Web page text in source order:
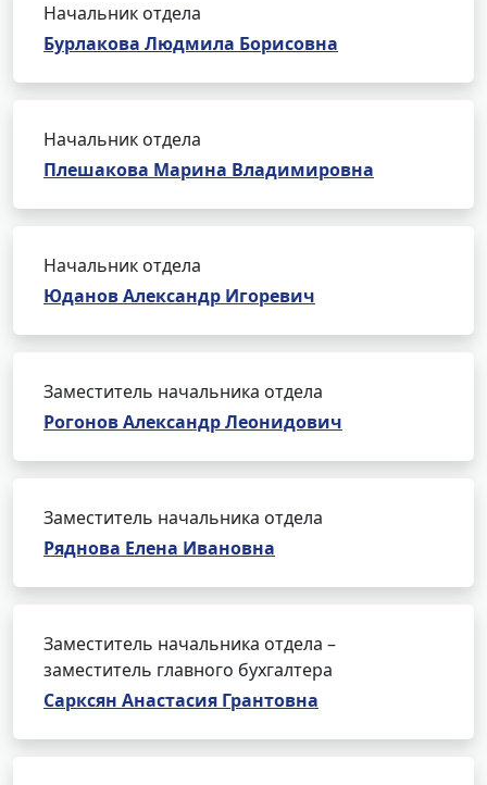
Начальник отдела
Бурлакова Людмила Борисовна
Начальник отдела
Плешакова Марина Владимировна
Начальник отдела
Юданов Александр Игоревич
Заместитель начальника отдела
Рогонов Александр Леонидович
Заместитель начальника отдела
Ряднова Елена Ивановна
Заместитель начальника отдела –
заместитель главного бухгалтера
Сарксян Анастасия Грантовна